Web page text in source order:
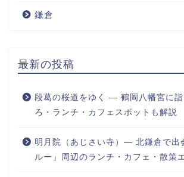
鎌倉
最新の投稿
段葛の桜道をゆく ― 鶴岡八幡宮に詣
ろ・ランチ・カフェスポットも解説
明月院（あじさい寺）― 北鎌倉で出
ルー」周辺のランチ・カフェ・散策